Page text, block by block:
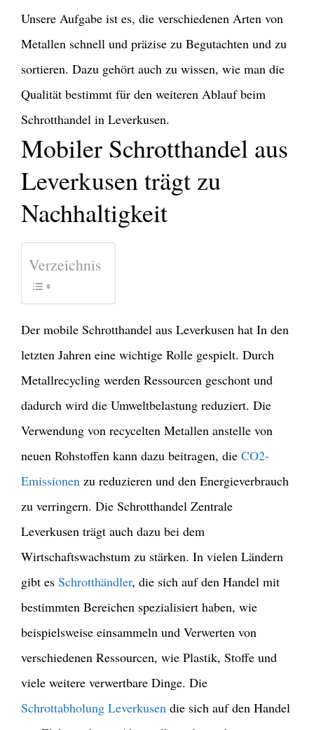
Unsere Aufgabe ist es, die verschiedenen Arten von
Metallen schnell und präzise zu Begutachten und zu
sortieren. Dazu gehört auch zu wissen, wie man die
Qualität bestimmt für den weiteren Ablauf beim
Schrotthandel in Leverkusen.
Mobiler Schrotthandel aus
Leverkusen trägt zu
Nachhaltigkeit
Verzeichnis
Der mobile Schrotthandel aus Leverkusen hat In den
letzten Jahren eine wichtige Rolle gespielt. Durch
Metallrecycling werden Ressourcen geschont und
dadurch wird die Umweltbelastung reduziert. Die
Verwendung von recycelten Metallen anstelle von
neuen Rohstoffen kann dazu beitragen, die CO2-
Emissionen zu reduzieren und den Energieverbrauch
zu verringern. Die Schrotthandel Zentrale
Leverkusen trägt auch dazu bei dem
Wirtschaftswachstum zu stärken. In vielen Ländern
gibt es Schrotthändler, die sich auf den Handel mit
bestimmten Bereichen spezialisiert haben, wie
beispielsweise einsammeln und Verwerten von
verschiedenen Ressourcen, wie Plastik, Stoffe und
viele weitere verwertbare Dinge. Die
Schrottabholung Leverkusen die sich auf den Handel